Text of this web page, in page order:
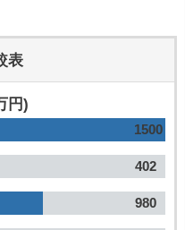
表
円)
1500
402
980